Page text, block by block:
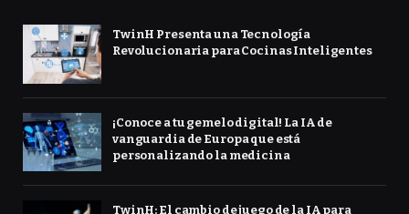
TwinH Presenta una Tecnología
Revolucionaria para Cocinas Inteligentes
¡Conoce a tu gemelo digital! La IA de
vanguardia de Europa que está
personalizando la medicina
TwinH: El cambio de juego de la IA para